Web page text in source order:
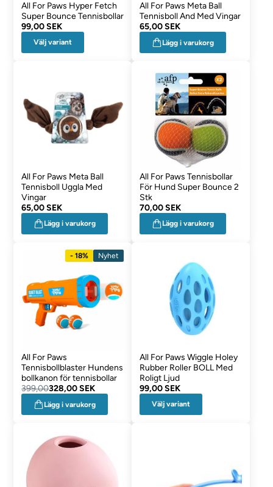
All For Paws Hyper Fetch
Super Bounce Tennisbollar
99,00 SEK
Välj variant
All For Paws Meta Ball
Tennisboll And Med Vingar
65,00 SEK
Lägg i varukorg
All For Paws Meta Ball
Tennisboll Uggla Med
Vingar
65,00 SEK
Lägg i varukorg
All For Paws Tennisbollar
För Hund Super Bounce 2
Stk
70,00 SEK
Lägg i varukorg
- 18% Nyhet
All For Paws
Tennisbollblaster Hundens
bollkanon för tennisbollar
399,00328,00 SEK
Lägg i varukorg
All For Paws Wiggle Holey
Rubber Roller BOLL Med
Roligt Ljud
99,00 SEK
Välj variant